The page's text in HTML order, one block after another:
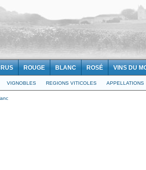
ROUGE BLANC ROSÉ VINS DU
VIGNOBLES REGIONS VITICOLES APPELLATIONS